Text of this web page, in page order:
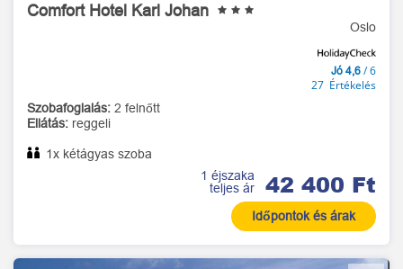
Comfort Hotel Karl Johan
Oslo
Jó 4,6 / 6
27 Értékelés
Szobafoglalás: 2 felnőtt
Ellátás: reggeli
1x kétágyas szoba
1 éjszaka
teljes ár
42 400 Ft
Időpontok és árak